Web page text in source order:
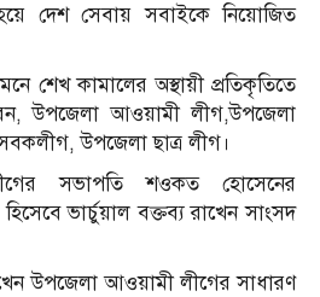
দেশ সেবায় সবাইকে নিয়োজিত
শেখ কামালের অস্থায়ী প্রতিকৃতিতে
উপজেলা আওয়ামী লীগ,উপজেলা
উপজেলা ছাত্র লীগ।
সভাপতি শওকত হোসেনের
ভার্চুয়াল বক্তব্য রাখেন সাংসদ
উপজেলা আওয়ামী লীগের সাধারণ